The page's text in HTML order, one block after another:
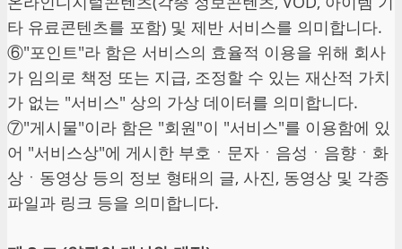
타 유료콘텐츠를 포함) 및 제반 서비스를 의미합니다.
⑥"포인트"라 함은 서비스의 효율적 이용을 위해 회사
가 임의로 책정 또는 지급, 조정할 수 있는 재산적 가치
가 없는 "서비스" 상의 가상 데이터를 의미합니다.
⑦"게시물"이라 함은 "회원"이 "서비스"를 이용함에 있
어 "서비스상"에 게시한 부호ㆍ문자ㆍ음성ㆍ음향ㆍ화
상ㆍ동영상 등의 정보 형태의 글, 사진, 동영상 및 각종
파일과 링크 등을 의미합니다.